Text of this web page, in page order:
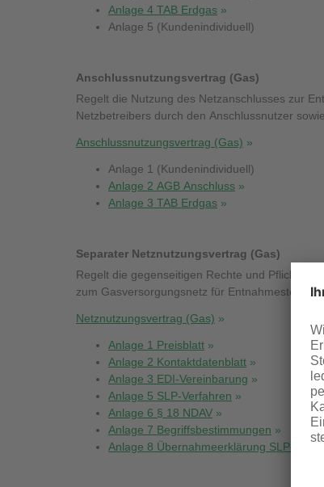
Anlage 4 TAB Erdgas
Anlage 5 (Kundenindividuell)
Anschlussnutzungsvertrag (Gas)
Regelt die Nutzung des Netzanschlusses zur
Netzbetreibers durch den Anschlussnutzer
Anschlussnutzungsvertrag (Gas)
Anlage 1 (Kundenindividuell)
Anlage 2 AGB Anschluss
Anlage 3 TAB Erdgas
Separater Netznutzungsvertrag (Gas)
Regelt die gegenseitigen Rechte und Pflichten
zum Gasversorgungsnetz für Entnahmestellen
Netznutzungsvertrag (Gas)
Anlage 1 Preisblatt
Anlage 2 Kontaktdatenblatt
Anlage 3 EDI-Vereinbarung
Anlage 5 SLP-Verfahren
Anlage 6 § 18 NDAV
Anlage 7 Begriffsbestimmungen
Anlage 8 Übernahmeerklärung SLP-